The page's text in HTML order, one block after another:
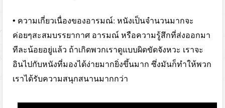
• ความเกี่ยวเนื่องของอารมณ์: หนังเป็นจำนวนมากจะ
ค่อยๆสะสมบรรยากาศ อารมณ์ หรือความรู้สึกที่ส่งออกมา
ทีละน้อยอยู่แล้ว ถ้าเกิดพวกเราดูแบบผิดขัดจังหวะ เราจะ
อินไปกับหนังที่มองได้ง่ายมากยิ่งขึ้นมาก ซึ่งมันก็ทำให้พวก
เราได้รับความสนุกสนานมากกว่า